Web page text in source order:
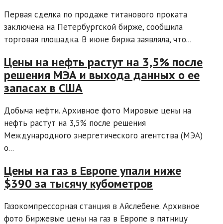
Первая сделка по продаже титанового проката
заключена на Петербургской бирже, сообщила
торговая площадка. В июне биржа заявляла, что...
Цены на нефть растут на 3,5% после
решения МЭА и выхода данных о ее
запасах в США
Добыча нефти. Архивное фото Мировые цены на
нефть растут на 3,5% после решения
Международного энергетического агентства (МЭА)
о...
Цены на газ в Европе упали ниже
$390 за тысячу кубометров
Газокомпрессорная станция в Айслебене. Архивное
фото Биржевые цены на газ в Европе в пятницу